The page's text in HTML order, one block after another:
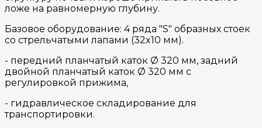
ложе на равномерную глубину.
Базовое оборудование: 4 ряда "S" образных стоек
со стрельчатыми лапами (32x10 мм).
- передний планчатый каток Ø 320 мм, задний
двойной планчатый каток Ø 320 мм с
регулировкой прижима,
- гидравлическое складирование для
транспортировки.